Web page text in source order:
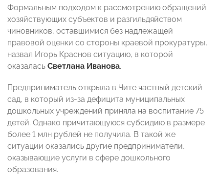
Формальным подходом к рассмотрению обращений
хозяйствующих субъектов и разгильдяйством
чиновников, оставшимися без надлежащей
правовой оценки со стороны краевой прокуратуры,
назвал Игорь Краснов ситуацию, в которой
оказалась Светлана Иванова.
Предприниматель открыла в Чите частный детский
сад, в который из-за дефицита муниципальных
дошкольных учреждений приняла на воспитание 75
детей. Однако причитающуюся субсидию в размере
более 1 млн рублей не получила. В такой же
ситуации оказались другие предприниматели,
оказывающие услуги в сфере дошкольного
образования.